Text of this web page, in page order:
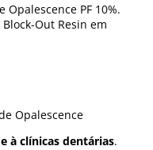
Opalescence PF 10%.
Out Resin em
Opalescence
à clínicas dentárias.